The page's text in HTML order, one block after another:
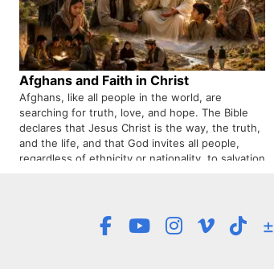
Afghans and Faith in Christ
Afghans, like all people in the world, are
searching for truth, love, and hope. The Bible
declares that Jesus Christ is the way, the truth,
and the life, and that God invites all people,
regardless of ethnicity or nationality, to salvation
±